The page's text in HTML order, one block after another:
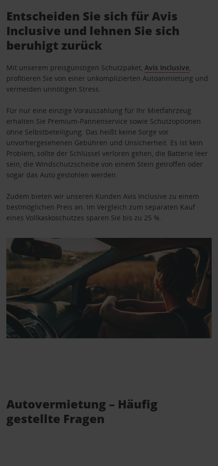
Entscheiden Sie sich für Avis
Inclusive und lehnen Sie sich
beruhigt zurück
Mit unserem preisgünstigen Schutzpaket, Avis Inclusive
profitieren Sie von einer unkomplizierten Autoanmietung und
vermeiden unnötigen Stress.
Für nur eine einzige Vorauszahlung für Ihr Mietfahrzeug
erhalten Sie Premium-Pannenservice sowie Schutzoptionen
ohne Selbstbeteiligung. Das heißt keine Sorge vor
unvorhergesehenen Gebühren und Unsicherheit. Es ist kein
Problem, sollte der Schlüssel verloren gehen, die Batterie leer
sein, die Windschutzscheibe von einem Stein getroffen oder
sogar das Auto gestohlen werden.
Zudem bieten wir unseren Kunden Avis Inclusive zu einem
bestmöglichen Preis an. Im Vergleich zum separaten Kauf
eines Vollkaskoschutzes sparen Sie bis zu 25 %.
Autovermietung – Häufig
gestellte Fragen